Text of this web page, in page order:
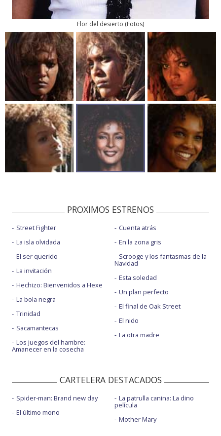
Flor del desierto (Fotos)
PROXIMOS ESTRENOS
Street Fighter
La isla olvidada
El ser querido
La invitación
Hechizo: Bienvenidos a Hexe
La bola negra
Trinidad
Sacamantecas
Los juegos del hambre:
Amanecer en la cosecha
Cuenta atrás
En la zona gris
Scrooge y los fantasmas de la
Navidad
Esta soledad
Un plan perfecto
El final de Oak Street
El nido
La otra madre
CARTELERA DESTACADOS
Spider-man: Brand new day
El último mono
La patrulla canina: La dino
película
Mother Mary